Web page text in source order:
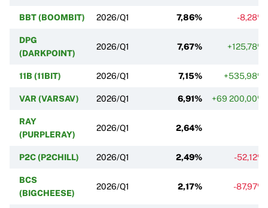
BBT (BOOMBIT) 2026/Q1 7,86% -8,28%
DPG
(DARKPOINT)
2026/Q1 7,67% +125,78%
11B (11BIT) 2026/Q1 7,15% +535,98%
VAR (VARSAV) 2026/Q1 6,91% +69 200,00%
RAY
(PURPLERAY)
2026/Q1 2,64%
P2C (P2CHILL) 2026/Q1 2,49% -52,12%
BCS
(BIGCHEESE)
2026/Q1 2,17% -87,97%